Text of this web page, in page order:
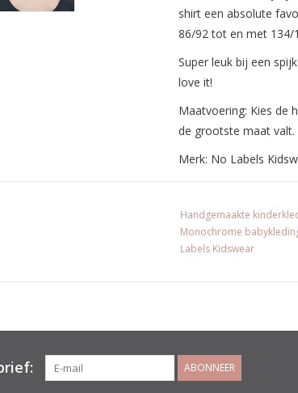
shirt een absolute
86/92 tot en met 134/
Super leuk bij een
love it!
Maatvoering: Kies de
de grootste maat valt.
Merk: No Labels
Handgemaakte
Monochrome
Labels Kidswear
ABONNEER